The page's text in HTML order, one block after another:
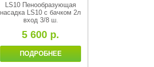
LS10 Пенообразующая
насадка LS10 с бачком 2л
вход 3/8 ш.
5 600 р.
ПОДРОБНЕЕ